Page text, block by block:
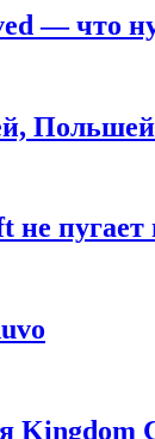
— что
пугает
Kingdom